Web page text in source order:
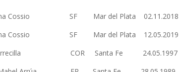
Cossio SF Mar del Plata 02.11.2018
Cossio SF Mar del Plata 12.05.2019
COR Santa Fe 24.05.1997